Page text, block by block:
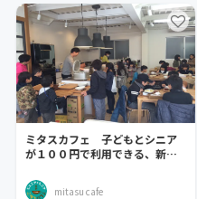
ミタスカフェ 子どもとシニア
が１００円で利用できる、新ス
mitasu cafe